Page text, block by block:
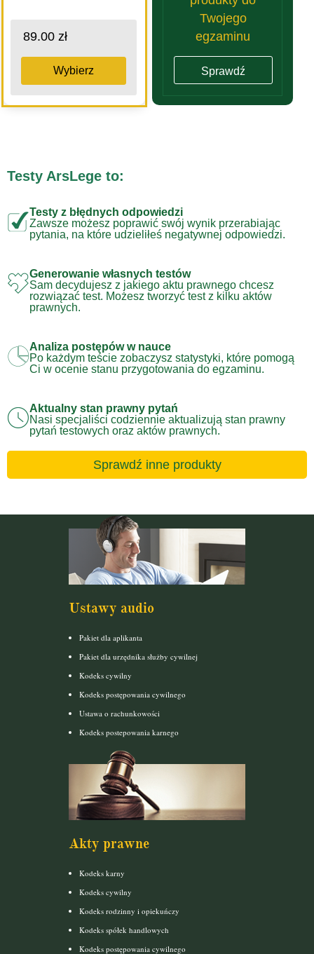
89.00 zł
Wybierz
Twojego
egzaminu
Sprawdź
Testy ArsLege to:
Testy z błędnych odpowiedzi
Zawsze możesz poprawić swój wynik przerabiając
pytania, na które udzieliłeś negatywnej odpowiedzi.
Generowanie własnych testów
Sam decydujesz z jakiego aktu prawnego chcesz
rozwiązać test. Możesz tworzyć test z kilku aktów
prawnych.
Analiza postępów w nauce
Po każdym teście zobaczysz statystyki, które pomogą
Ci w ocenie stanu przygotowania do egzaminu.
Aktualny stan prawny pytań
Nasi specjaliści codziennie aktualizują stan prawny
pytań testowych oraz aktów prawnych.
Sprawdź inne produkty
Ustawy audio
Pakiet dla aplikanta
Pakiet dla urzędnika służby cywilnej
Kodeks cywilny
Kodeks postępowania cywilnego
Ustawa o rachunkowości
Kodeks postepowania karnego
Akty prawne
Kodeks karny
Kodeks cywilny
Kodeks rodzinny i opiekuńczy
Kodeks spółek handlowych
Kodeks postępowania cywilnego